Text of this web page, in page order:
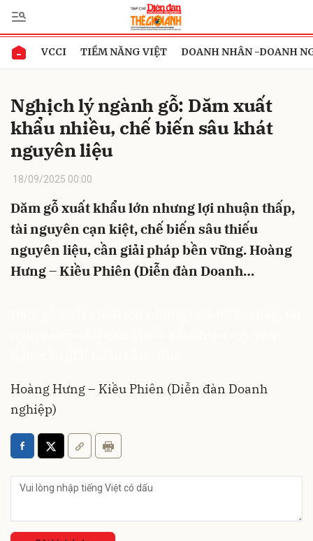
VCCI TIỀM NĂNG VIỆT DOANH NHÂN -DOANH
Nghịch lý ngành gỗ: Dăm xuất
khẩu nhiều, chế biến sâu khát
nguyên liệu
18/09/2025 00:00
Dăm gỗ xuất khẩu lớn nhưng lợi nhuận thấp,
tài nguyên cạn kiệt, chế biến sâu thiếu
nguyên liệu, cần giải pháp bền vững. Hoàng
Hưng – Kiều Phiên (Diễn đàn Doanh…
Hoàng Hưng – Kiều Phiên (Diễn đàn Doanh
nghiệp)
Gửi bình luận
Hủy Gửi